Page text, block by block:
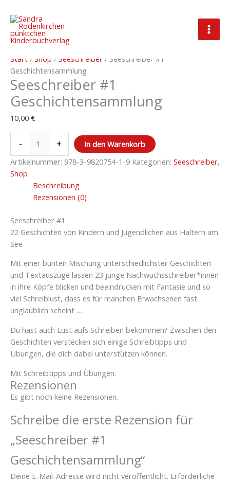
Inhalt
springen
Start / Shop / Seeschreiber / Seeschreiber #1
Geschichtensammlung
Seeschreiber #1
Geschichtensammlung
10,00 €
-
Seeschreiber
#1
Geschichtensammlung
Menge
+
In den Warenkorb
Artikelnummer: 978-3-9820754-1-9 Kategorien: Seeschreiber,
Shop
Beschreibung
Rezensionen (0)
Seeschreiber #1
22 Geschichten von Kindern und Jugendlichen aus Haltern am
See
Mit einer bunten Mischung unterschiedlichster Geschichten
und Textauszüge lassen 23 junge Nachwuchsschreiber*innen
in ihre Köpfe blicken und beeindrucken mit Fantasie und so
viel Schreiblust, dass es für manchen Erwachsenen fast
unglaublich scheint …
Du hast auch Lust aufs Schreiben bekommen? Zwischen den
Geschichten verstecken sich einige Schreibtipps und
Übungen, die dich dabei unterstützen können.
Mit Schreibtipps und Übungen.
Rezensionen
Es gibt noch keine Rezensionen.
Schreibe die erste Rezension für
„Seeschreiber #1
Geschichtensammlung“
Deine E-Mail-Adresse wird nicht veröffentlicht. Erforderliche